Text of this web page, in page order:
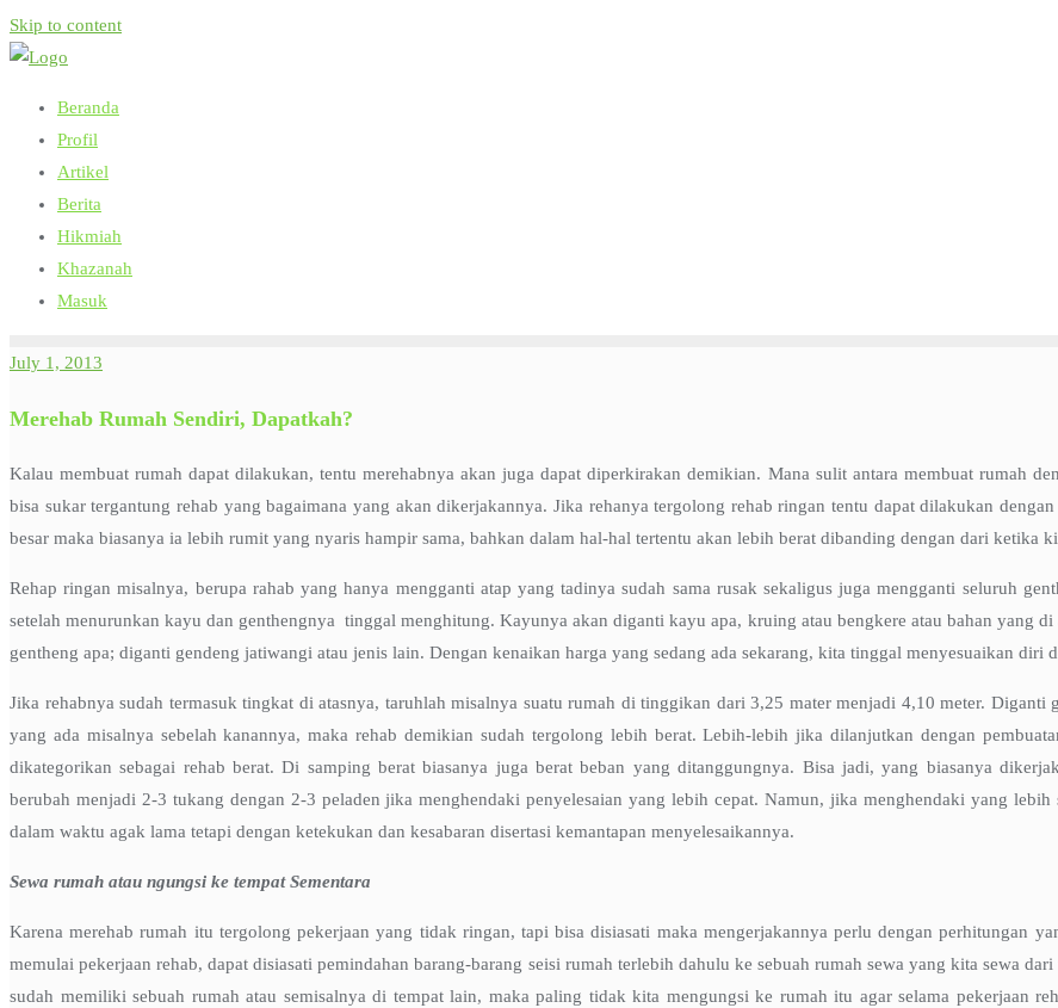
Skip to content
Beranda
Profil
Artikel
Berita
Hikmiah
Khazanah
Masuk
July 1, 2013
Merehab Rumah Sendiri, Dapatkah?
Kalau membuat rumah dapat dilakukan, tentu merehabnya akan juga dapat diperkirakan demikian. Mana sulit antara membuat rumah
bisa sukar tergantung rehab yang bagaimana yang akan dikerjakannya. Jika rehanya tergolong rehab ringan tentu dapat dilakukan
besar maka biasanya ia lebih rumit yang nyaris hampir sama, bahkan dalam hal-hal tertentu akan lebih berat dibanding dengan dari ketika
Rehap ringan misalnya, berupa rahab yang hanya mengganti atap yang tadinya sudah sama rusak sekaligus juga mengganti seluruh
setelah menurunkan kayu dan genthengnya tinggal menghitung. Kayunya akan diganti kayu apa, kruing atau bengkere atau bahan yang
gentheng apa; diganti gendeng jatiwangi atau jenis lain. Dengan kenaikan harga yang sedang ada sekarang, kita tinggal menyesuaikan diri
Jika rehabnya sudah termasuk tingkat di atasnya, taruhlah misalnya suatu rumah di tinggikan dari 3,25 mater menjadi 4,10 meter. Diganti
yang ada misalnya sebelah kanannya, maka rehab demikian sudah tergolong lebih berat. Lebih-lebih jika dilanjutkan dengan
dikategorikan sebagai rehab berat. Di samping berat biasanya juga berat beban yang ditanggungnya. Bisa jadi, yang biasanya
berubah menjadi 2-3 tukang dengan 2-3 peladen jika menghendaki penyelesaian yang lebih cepat. Namun, jika menghendaki yang
dalam waktu agak lama tetapi dengan ketekukan dan kesabaran disertasi kemantapan menyelesaikannya.
Sewa rumah atau ngungsi ke tempat Sementara
Karena merehab rumah itu tergolong pekerjaan yang tidak ringan, tapi bisa disiasati maka mengerjakannya perlu dengan perhitungan
memulai pekerjaan rehab, dapat disiasati pemindahan barang-barang seisi rumah terlebih dahulu ke sebuah rumah sewa yang kita sewa
sudah memiliki sebuah rumah atau semisalnya di tempat lain, maka paling tidak kita mengungsi ke rumah itu agar selama pekerjaan